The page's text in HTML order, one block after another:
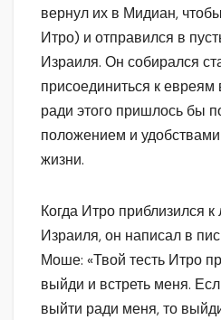
вернул их в Мидиан,
Итро) и отправился в
Израиля. Он собирался
присоединиться к
ради этого пришлось бы
положением и
жизни.
Когда Итро приблизился
Израиля, он написал в
Моше: «Твой тесть Итро
выйди и встреть меня.
выйти ради меня, то